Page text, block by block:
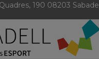
190 08203 Sabadell